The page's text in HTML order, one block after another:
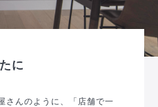
に
さんのように、「店舗で一